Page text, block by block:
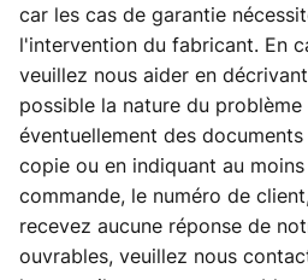
car les cas de garantie
l'intervention du fabricant. En
veuillez nous aider en
possible la nature du
éventuellement des
copie ou en indiquant au
commande, le numéro de
recevez aucune réponse de
ouvrables, veuillez nous